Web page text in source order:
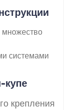
системами
крепления